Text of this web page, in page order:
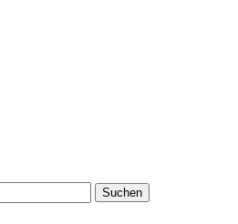
Suchen